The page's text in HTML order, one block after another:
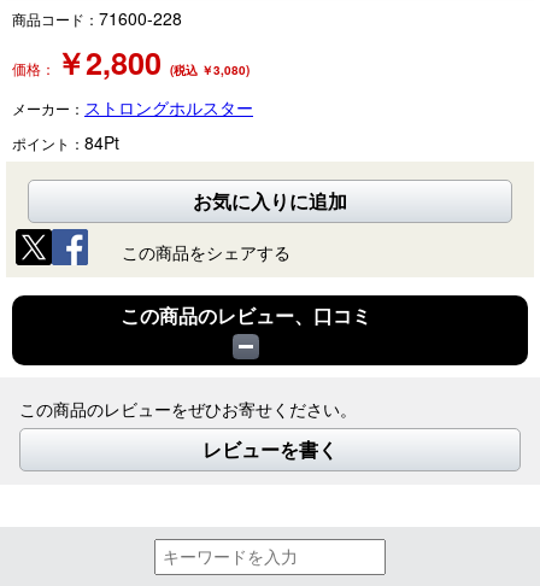
商品コード： 71600-228
価格： ￥2,800 (税込 ￥3,080)
メーカー： ストロングホルスター
ポイント： 84Pt
お気に入りに追加
この商品をシェアする
この商品のレビュー、口コミ
この商品のレビューをぜひお寄せください。
レビューを書く